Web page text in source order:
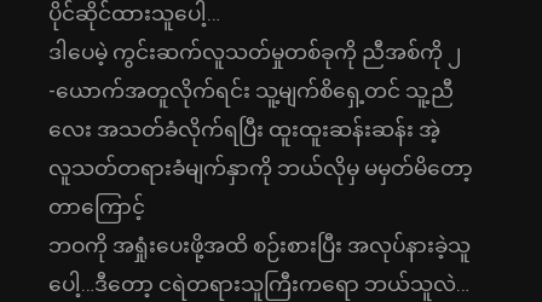
ပိုင်ဆိုင်ထားသူပေါ့…
ဒါပေမဲ့ ကွင်းဆက်လူသတ်မှုတစ်ခုကို ညီအစ်ကို ၂
-ယောက်အတူလိုက်ရင်း သူ့မျက်စိရှေ့တင် သူ့ညီ
လေး အသတ်ခံလိုက်ရပြီး ထူးထူးဆန်းဆန်း အဲ့
လူသတ်တရားခံမျက်နှာကို ဘယ်လိုမှ မမှတ်မိတော့
တာကြောင့်
ဘဝကို အရှုံးပေးဖို့အထိ စဉ်းစားပြီး အလုပ်နားခဲ့သူ
ပေါ့…ဒီတော့ ငရဲတရားသူကြီးကရော ဘယ်သူလဲ…